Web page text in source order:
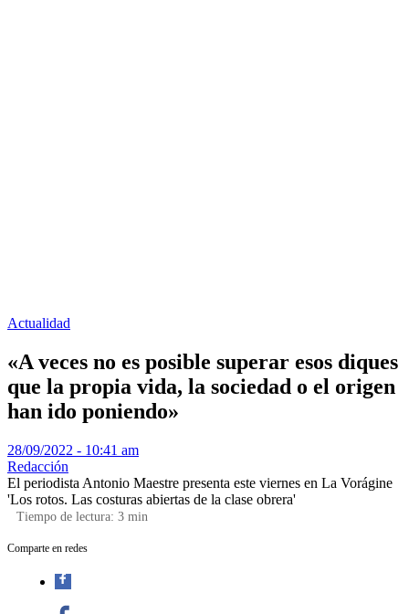
Actualidad
«A veces no es posible superar esos diques
que la propia vida, la sociedad o el origen
han ido poniendo»
28/09/2022 - 10:41 am
Redacción
El periodista Antonio Maestre presenta este viernes en La Vorágine
'Los rotos. Las costuras abiertas de la clase obrera'
Tiempo de lectura: 3 min
Comparte en redes